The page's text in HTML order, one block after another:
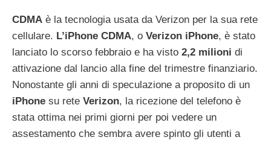
CDMA è la tecnologia usata da Verizon per la sua rete
cellulare. L’iPhone CDMA, o Verizon iPhone, è stato
lanciato lo scorso febbraio e ha visto 2,2 milioni di
attivazione dal lancio alla fine del trimestre finanziario.
Nonostante gli anni di speculazione a proposito di un
iPhone su rete Verizon, la ricezione del telefono è
stata ottima nei primi giorni per poi vedere un
assestamento che sembra avere spinto gli utenti a